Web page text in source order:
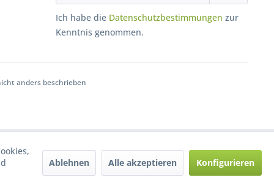
Ich habe die Datenschutzbestimmungen zur
Kenntnis genommen.
anders beschrieben
Ablehnen Alle akzeptieren Konfigurieren